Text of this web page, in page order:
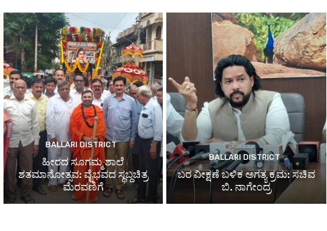
BALLARI DISTRICT
ಹೀರದ ಸೂಗಮ್ಮ ಶಾಲೆ
ಶತಮಾನೋತ್ಸವ: ವೈಭವದ ಸ್ಥಬ್ದಚಿತ್ರ
ಮೆರವಣಿಗೆ
BALLARI DISTRICT
ಬರ ವೀಕ್ಷಣೆ ಬಳಿಕ ಅಗತ್ಯ ಕ್ರಮ: ಸಚಿವ
ಬಿ. ನಾಗೇಂದ್ರ